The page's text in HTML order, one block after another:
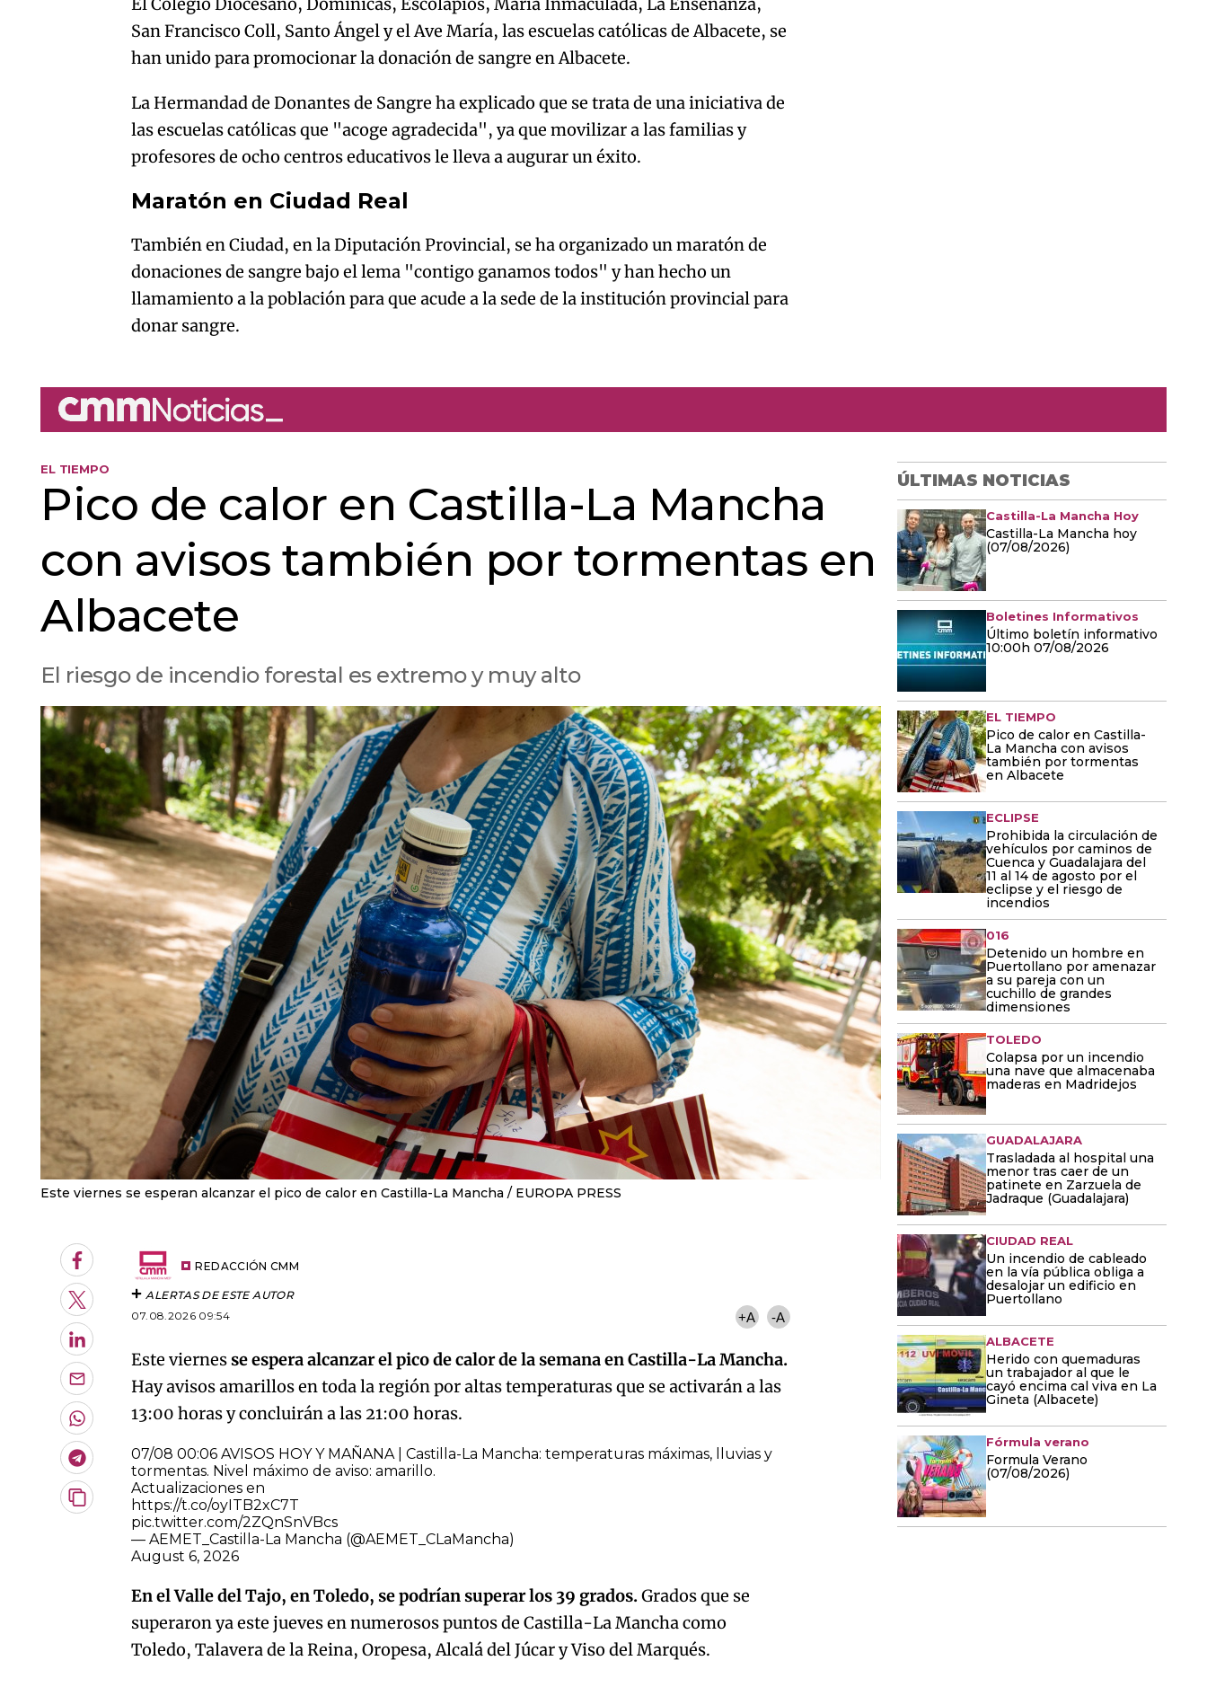
Try again
San Francisco Coll, Santo Ángel y el Ave María, las escuelas católicas de Albacete, se
han unido para promocionar la donación de sangre en Albacete.
La Hermandad de Donantes de Sangre ha explicado que se trata de una iniciativa de
las escuelas católicas que "acoge agradecida", ya que movilizar a las familias y
profesores de ocho centros educativos le lleva a augurar un éxito.
Maratón en Ciudad Real
También en Ciudad, en la Diputación Provincial, se ha organizado un maratón de
donaciones de sangre bajo el lema "contigo ganamos todos" y han hecho un
llamamiento a la población para que acude a la sede de la institución provincial para
donar sangre.
EL TIEMPO
Pico de calor en Castilla-La Mancha
con avisos también por tormentas en
Albacete
El riesgo de incendio forestal es extremo y muy alto
Este viernes se esperan alcanzar el pico de calor en Castilla-La Mancha EUROPA PRESS
Facebook
Twitter
LinkedIn
Enviar
por
Email
Whatsapp
Telegram
Copiar
artículo
REDACCIÓN CMM
ALERTAS DE ESTE AUTOR
07.08.2026 09:54
+A -A
Este viernesse espera alcanzar el pico de calor de la semana en Castilla-La Mancha.
Hay avisos amarillos en toda la región por altas temperaturas que se activarán a las
13:00 horas y concluirán a las 21:00 horas.
07/08 00:06 AVISOS HOY Y MAÑANA | Castilla-La Mancha: temperaturas máximas, lluvias y
tormentas. Nivel máximo de aviso: amarillo.
Actualizaciones en
https://t.co/oyITB2xC7T
pic.twitter.com/2ZQnSnVBcs
— AEMET_Castilla-La Mancha (@AEMET_CLaMancha)
August 6, 2026
En el Valle del Tajo, en Toledo, se podrían superar los 39 grados.Grados que se
superaron ya este jueves en numerosos puntos de Castilla-La Mancha como
Toledo, Talavera de la Reina, Oropesa, Alcalá del Júcar y Viso del Marqués.
ÚLTIMAS NOTICIAS
Castilla-La Mancha Hoy
Castilla-La Mancha hoy
(07/08/2026)
Boletines Informativos
Último boletín informativo
10:00h 07/08/2026
EL TIEMPO
Pico de calor en Castilla-
La Mancha con avisos
también por tormentas
en Albacete
ECLIPSE
Prohibida la circulación de
vehículos por caminos de
Cuenca y Guadalajara del
11 al 14 de agosto por el
eclipse y el riesgo de
incendios
016
Detenido un hombre en
Puertollano por amenazar
a su pareja con un
cuchillo de grandes
dimensiones
TOLEDO
Colapsa por un incendio
una nave que almacenaba
maderas en Madridejos
GUADALAJARA
Trasladada al hospital una
menor tras caer de un
patinete en Zarzuela de
Jadraque (Guadalajara)
CIUDAD REAL
Un incendio de cableado
en la vía pública obliga a
desalojar un edificio en
Puertollano
ALBACETE
Herido con quemaduras
un trabajador al que le
cayó encima cal viva en La
Gineta (Albacete)
Fórmula verano
Formula Verano
(07/08/2026)